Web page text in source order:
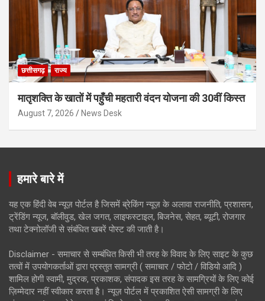
छत्तीसगढ़ राज्य
मातृशक्ति के खातों में पहुँची महतारी वंदन योजना की 30वीं किस्त
August 7, 2026 News Desk
हमारे बारे में
यह एक हिंदी वेब न्यूज़ पोर्टल है जिसमें ब्रेकिंग न्यूज़ के अलावा राजनीति, प्रशासन,
ट्रेंडिंग न्यूज, बॉलीवुड, खेल जगत, लाइफस्टाइल, बिजनेस, सेहत, ब्यूटी, रोजगार
तथा टेक्नोलॉजी से संबंधित खबरें पोस्ट की जाती है।
Disclaimer - समाचार से सम्बंधित किसी भी तरह के विवाद के लिए साइट के कुछ
तत्वों में उपयोगकर्ताओं द्वारा प्रस्तुत सामग्री ( समाचार / फोटो / विडियो आदि )
शामिल होगी स्वामी, मुद्रक, प्रकाशक, संपादक इस तरह के सामग्रियों के लिए कोई
ज़िम्मेदार नहीं स्वीकार करता है। न्यूज़ पोर्टल में प्रकाशित ऐसी सामग्री के लिए